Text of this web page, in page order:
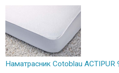
Наматрасник Cotoblau ACTIPUR